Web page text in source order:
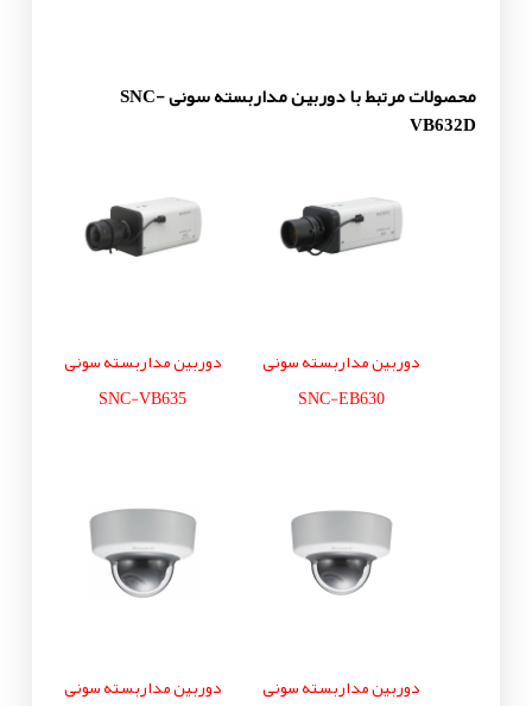
محصولات مرتبط با دوربین مداربسته سونی SNC-
VB632D
دوربین مداربسته سونی
SNC-EB630
دوربین مداربسته سونی
SNC-VB635
دوربین مداربسته سونی
دوربین مداربسته سونی